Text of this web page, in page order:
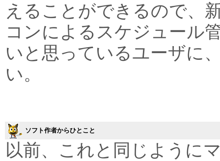
えることができるので、
コンによるスケジュール
いと思っているユーザに
い。
ソフト作者からひとこと
以前、これと同じように